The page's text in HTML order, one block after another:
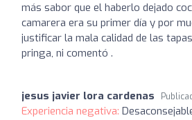
más sabor que el haberlo dejado
camarera era su primer día y por
justificar la mala calidad de las
pringa, ni comentó .
jesus javier lora cardenas
Experiencia negativa: